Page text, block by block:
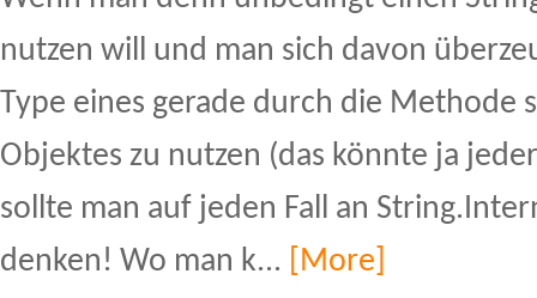
nutzen will und man sich davon
Type eines gerade durch die Methode
Objektes zu nutzen (das könnte ja
sollte man auf jeden Fall an
denken! Wo man k...
[More]